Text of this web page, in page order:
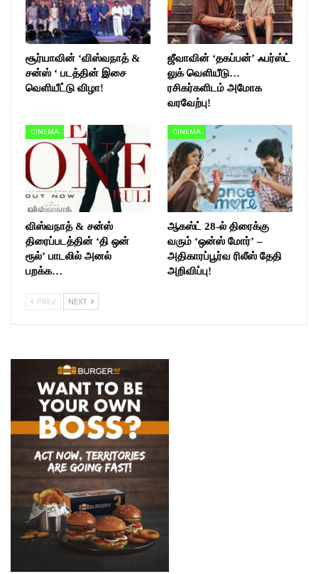
சூர்யாவின் ‘விஸ்வநாத் &
சன்ஸ் ‘ படத்தின் இசை
வெளியீட்டு விழா!
ஜீவாவின் ‘தகப்பன்’ ஃபர்ஸ்ட்
லுக் வெளியீடு…
ரசிகர்களிடம் அமோக
வரவேற்பு!
CINEMA
விஸ்வநாத் & சன்ஸ்
திரைப்படத்தின் ‘தி ஒன்
ரூல்’ பாடலில் அனல்
பறக்க…
CINEMA
ஆகஸ்ட் 28-ல் திரைக்கு
வரும் ‘ஒன்ஸ் மோர்’ –
அதிகாரப்பூர்வ ரிலீஸ் தேதி
அறிவிப்பு!
PREV NEXT